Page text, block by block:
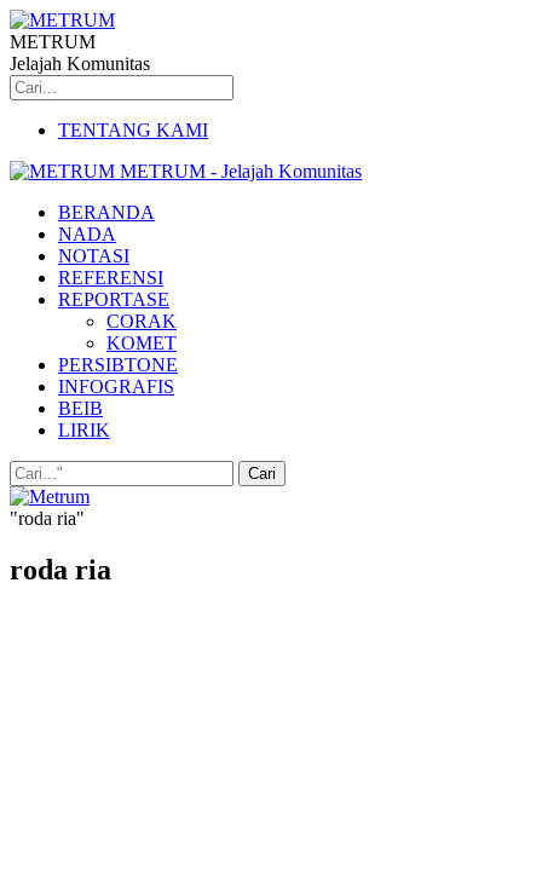
METRUM
Jelajah Komunitas
TENTANG KAMI
METRUM - Jelajah Komunitas
BERANDA
NADA
NOTASI
REFERENSI
REPORTASE
CORAK
KOMET
PERSIBTONE
INFOGRAFIS
BEIB
LIRIK
"roda ria"
roda ria